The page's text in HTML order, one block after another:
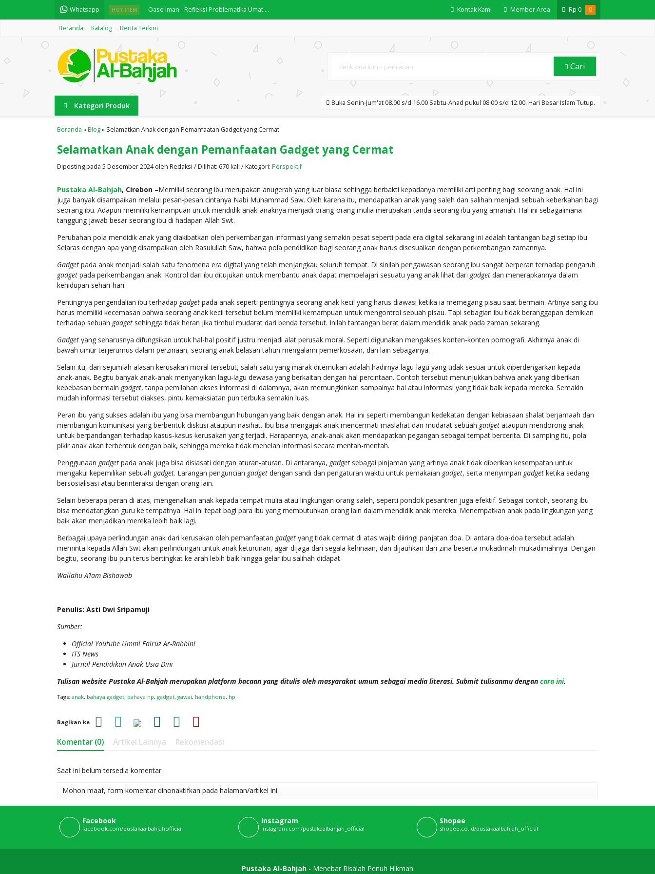
Whatsapp HOT ITEM Oase Iman - Refleksi Problematika Umat....
FIQIH SHOLAT KARYA BUYA YAHYA....
Fiqih Shalat Berjamaah....
Kosakata (Almufrodat) Sehari-Hari....
BUKU FIQIH HAID - Cerdas Memahami Darah Wanita....
Sam'iyyat - Beriman Kepada yang Gaib....
Kisah Nabi Muhammad Saw "Dari Lahir Sampai Diutus ....
Kontak Kami Member Area Rp 0 0
Beranda Katalog Berita Terkini
Cari
Kategori Produk Buka Senin-Jum'at 08.00 s/d 16.00 Sabtu-Ahad pukul 08.00 s/d 12.00. Hari Besar Islam Tutup.
Beranda »Blog» Selamatkan Anak dengan Pemanfaatan Gadget yang Cermat
Selamatkan Anak dengan Pemanfaatan Gadget yang Cermat
Diposting pada 5 Desember 2024 oleh Redaksi / Dilihat: 670 kali / Kategori: Perspektif
Pustaka Al-Bahjah, Cirebon –Memiliki seorang ibu merupakan anugerah yang luar biasa sehingga berbakti kepadanya memiliki arti penting bagi seorang anak. Hal ini
juga banyak disampaikan melalui pesan-pesan cintanya Nabi Muhammad Saw. Oleh karena itu, mendapatkan anak yang saleh dan salihah menjadi sebuah keberkahan bagi
seorang ibu. Adapun memiliki kemampuan untuk mendidik anak-anaknya menjadi orang-orang mulia merupakan tanda seorang ibu yang amanah. Hal ini sebagaimana
tanggung jawab besar seorang ibu di hadapan Allah Swt.
Perubahan pola mendidik anak yang diakibatkan oleh perkembangan informasi yang semakin pesat seperti pada era digital sekarang ini adalah tantangan bagi setiap ibu.
Selaras dengan apa yang disampaikan oleh Rasulullah Saw, bahwa pola pendidikan bagi seorang anak harus disesuaikan dengan perkembangan zamannya.
Gadget pada anak menjadi salah satu fenomena era digital yang telah menjangkau seluruh tempat. Di sinilah pengawasan seorang ibu sangat berperan terhadap pengaruh
gadget pada perkembangan anak. Kontrol dari ibu ditujukan untuk membantu anak dapat mempelajari sesuatu yang anak lihat dari gadget dan menerapkannya dalam
kehidupan sehari-hari.
Pentingnya pengendalian ibu terhadap gadget pada anak seperti pentingnya seorang anak kecil yang harus diawasi ketika ia memegang pisau saat bermain. Artinya sang ibu
harus memiliki kecemasan bahwa seorang anak kecil tersebut belum memiliki kemampuan untuk mengontrol sebuah pisau. Tapi sebagian ibu tidak beranggapan demikian
terhadap sebuah gadget sehingga tidak heran jika timbul mudarat dari benda tersebut. Inilah tantangan berat dalam mendidik anak pada zaman sekarang.
Gadget yang seharusnya difungsikan untuk hal-hal positif justru menjadi alat perusak moral. Seperti digunakan mengakses konten-konten pornografi. Akhirnya anak di
bawah umur terjerumus dalam perzinaan, seorang anak belasan tahun mengalami pemerkosaan, dan lain sebagainya.
Selain itu, dari sejumlah alasan kerusakan moral tersebut, salah satu yang marak ditemukan adalah hadirnya lagu-lagu yang tidak sesuai untuk diperdengarkan kepada
anak-anak. Begitu banyak anak-anak menyanyikan lagu-lagu dewasa yang berkaitan dengan hal percintaan. Contoh tersebut menunjukkan bahwa anak yang diberikan
kebebasan bermain gadget, tanpa pemilahan akses informasi di dalamnya, akan memungkinkan sampainya hal atau informasi yang tidak baik kepada mereka. Semakin
mudah informasi tersebut diakses, pintu kemaksiatan pun terbuka semakin luas.
Peran ibu yang sukses adalah ibu yang bisa membangun hubungan yang baik dengan anak. Hal ini seperti membangun kedekatan dengan kebiasaan shalat berjamaah dan
membangun komunikasi yang berbentuk diskusi ataupun nasihat. Ibu bisa mengajak anak mencermati maslahat dan mudarat sebuah gadget ataupun mendorong anak
untuk berpandangan terhadap kasus-kasus kerusakan yang terjadi. Harapannya, anak-anak akan mendapatkan pegangan sebagai tempat bercerita. Di samping itu, pola
pikir anak akan terbentuk dengan baik, sehingga mereka tidak menelan informasi secara mentah-mentah.
Penggunaan gadget pada anak juga bisa disiasati dengan aturan-aturan. Di antaranya, gadget sebagai pinjaman yang artinya anak tidak diberikan kesempatan untuk
mengakui kepemilikan sebuah gadget. Larangan penguncian gadget dengan sandi dan pengaturan waktu untuk pemakaian gadget, serta menyimpan gadget ketika sedang
bersosialisasi atau berinteraksi dengan orang lain.
Selain beberapa peran di atas, mengenalkan anak kepada tempat mulia atau lingkungan orang saleh, seperti pondok pesantren juga efektif. Sebagai contoh, seorang ibu
bisa mendatangkan guru ke tempatnya. Hal ini tepat bagi para ibu yang membutuhkan orang lain dalam mendidik anak mereka. Menempatkan anak pada lingkungan yang
baik akan menjadikan mereka lebih baik lagi.
Berbagai upaya perlindungan anak dari kerusakan oleh pemanfaatan gadget yang tidak cermat di atas wajib diiringi panjatan doa. Di antara doa-doa tersebut adalah
meminta kepada Allah Swt akan perlindungan untuk anak keturunan, agar dijaga dari segala kehinaan, dan dijauhkan dari zina beserta mukadimah-mukadimahnya. Dengan
begitu, seorang ibu pun terus bertingkat ke arah lebih baik hingga gelar ibu salihah didapat.
Wallahu A’lam Bishawab
Penulis: Asti Dwi Sripamuji
Sumber:
Official Youtube Ummi Fairuz Ar-Rahbini
ITS News
Jurnal Pendidikan Anak Usia Dini
Tulisan website Pustaka Al-Bahjah merupakan platform bacaan yang ditulis oleh masyarakat umum sebagai media literasi. Submit tulisanmu dengan cara ini.
Tags: anak, bahaya gadget, bahaya hp, gadget, gawai, handphone, hp
Bagikan ke
Komentar (0) Artikel Lainnya Rekomendasi
Saat ini belum tersedia komentar.
Mohon maaf, form komentar dinonaktifkan pada halaman/artikel ini.
Facebook
facebook.com/pustakaalbahjahofficial
Instagram
instagram.com/pustakaalbahjah_official
Shopee
shopee.co.id/pustakaalbahjah_official
Pustaka Al-Bahjah - Menebar Risalah Penuh Hikmah